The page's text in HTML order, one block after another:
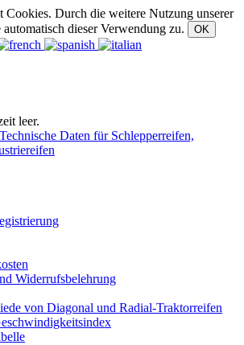
Cookies. Durch die weitere Nutzung unserer
dieser Verwendung zu.
leer.
Widerrufsbelehrung
von Diagonal und Radial-Traktorreifen